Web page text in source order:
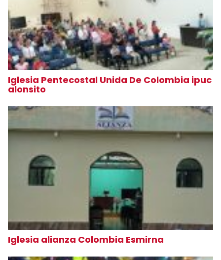
Iglesia Pentecostal Unida De Colombia ipuc
alonsito
Iglesia alianza Colombia Esmirna